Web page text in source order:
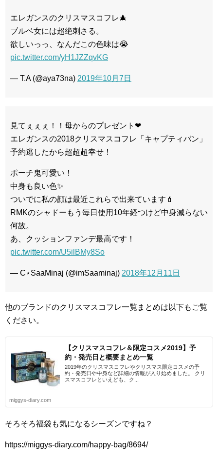
エレガンスのクリスマスコフレ🎄
ブルベ女には超絶刺さる。
欲しいっっ、なんだこの色味は😭
pic.twitter.com/yH1JZZqvKG
— T.A (@aya73na) 2019年10月7日
見てぇぇぇ！！母からのプレゼント❤
エレガンスの2018クリスマスコフレ「キャプティバン」
予約逃したから超超超幸せ！
ポーチ鬼可愛い！
中身も良い色✨
ついでに私の顔は最近これらで出来ています💄
RMKのシャドーもう毎日使用10年経つけど中身減らない
何故。
あ、クッションファンデ最高です！
pic.twitter.com/U5ilBMy8So
— C⋆SaaMinaj (@imSaaminaj) 2018年12月11日
他のブランドのクリスマスコフレ一覧まとめは以下もご覧
ください。
【クリスマスコフレ＆限定コスメ2019】予
約・発売日と概要まとめ一覧
2019年のクリスマスコフレやクリスマス限定コスメの予
約・発売日や中身など詳細の情報が入り始めました。 クリ
スマスコフレといえども、ク...
miggys-diary.com
そろそろ福袋も気になるシーズンですね？
https://miggys-diary.com/happy-bag/8694/